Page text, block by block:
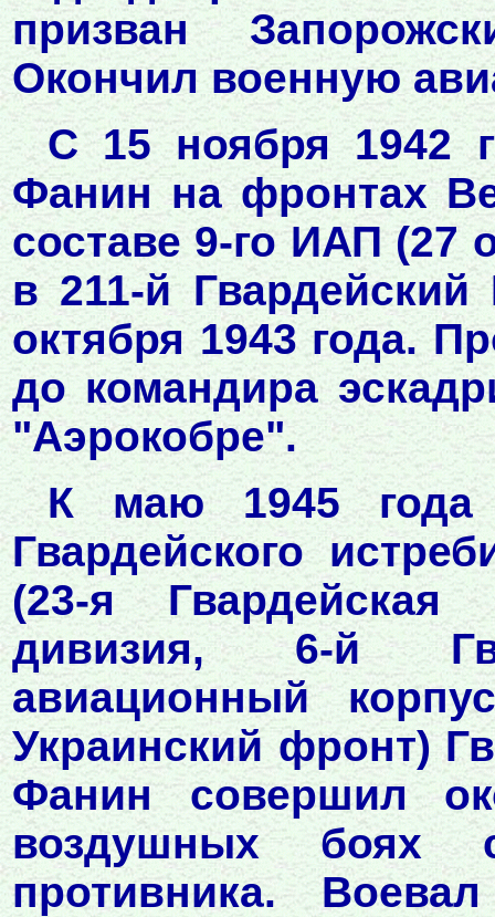
призван
Окончил военную
С 15 ноября 1942
Фанин на фронтах
составе 9-го ИАП (27
в 211-й
октября 1943 года.
до командира
"Аэрокобре".
К маю 1945 года
Гвардейского
(23-я Гвардейская
дивизия, 6-й
авиационный
Украинский фронт)
Фанин совершил
воздушных боях
противника.